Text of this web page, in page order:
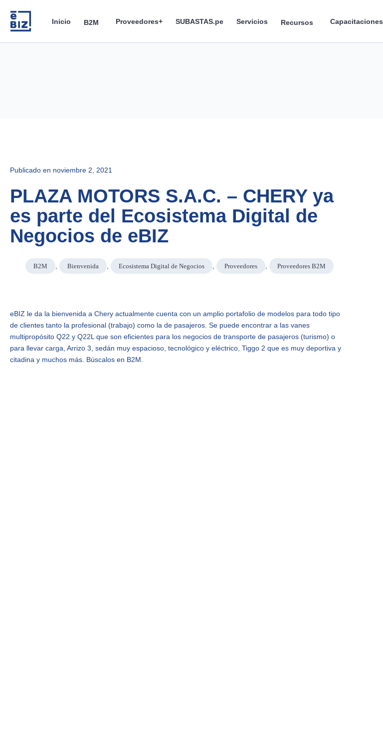
content
Inicio B2M Proveedores+ SUBASTAS.pe Servicios Recursos Capacitaciones
Publicado en noviembre 2, 2021
PLAZA MOTORS S.A.C. – CHERY ya
es parte del Ecosistema Digital de
Negocios de eBIZ
B2M , Bienvenida , Ecosistema Digital de Negocios , Proveedores , Proveedores B2M
eBIZ le da la bienvenida a Chery actualmente cuenta con un amplio portafolio de modelos para todo tipo
de clientes tanto la profesional (trabajo) como la de pasajeros. Se puede encontrar a las vanes
multipropósito Q22 y Q22L que son eficientes para los negocios de transporte de pasajeros (turismo) o
para llevar carga, Arrizo 3, sedán muy espacioso, tecnológico y eléctrico, Tiggo 2 que es muy deportiva y
citadina y muchos más. Búscalos en B2M.